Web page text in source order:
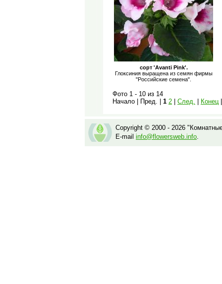
сорт 'Avanti Pink'.
Глоксиния выращена из семян фирмы
"Российские семена".
Фото 1 - 10 из 14
Начало | Пред. | 1 2 След. Конец
Copyright © 2000 - 2026
E-mail info@flowersweb.info.